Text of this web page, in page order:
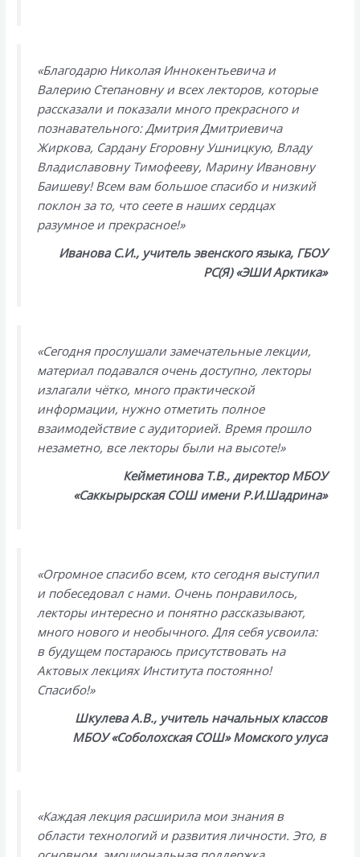
«Благодарю Николая Иннокентьевича и
Валерию Степановну и всех лекторов, которые
рассказали и показали много прекрасного и
познавательного: Дмитрия Дмитриевича
Жиркова, Сардану Егоровну Ушницкую, Владу
Владиславовну Тимофееву, Марину Ивановну
Баишеву! Всем вам большое спасибо и низкий
поклон за то, что сеете в наших сердцах
разумное и прекрасное!»
Иванова С.И., учитель эвенского языка, ГБОУ
РС(Я) «ЭШИ Арктика»
«Сегодня прослушали замечательные лекции,
материал подавался очень доступно, лекторы
излагали чётко, много практической
информации, нужно отметить полное
взаимодействие с аудиторией. Время прошло
незаметно, все лекторы были на высоте!»
Кейметинова Т.В., директор МБОУ
«Саккырырская СОШ имени Р.И.Шадрина»
«Огромное спасибо всем, кто сегодня выступил
и побеседовал с нами. Очень понравилось,
лекторы интересно и понятно рассказывают,
много нового и необычного. Для себя усвоила:
в будущем постараюсь присутствовать на
Актовых лекциях Института постоянно!
Спасибо!»
Шкулева А.В., учитель начальных классов
МБОУ «Соболохская СОШ» Момского улуса
«Каждая лекция расширила мои знания в
области технологий и развития личности. Это, в